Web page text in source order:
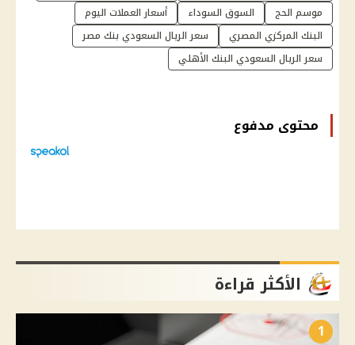
موسم الحج
السوق السوداء
أسعار العملات اليوم
البنك المركزي المصري
سعر الريال السعودي بنك مصر
سعر الريال السعودي البنك الأهلي
محتوى مدفوع
الأكثر قراءة
1